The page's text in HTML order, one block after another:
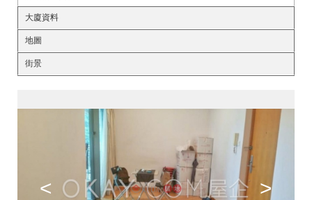
大廈資料
地圖
街景
< >